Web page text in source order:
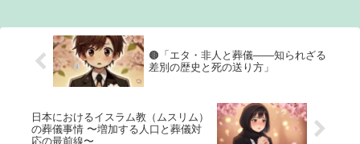
🟤「エタ・非人と葬儀――知られざる
差別の歴史と死の送り方」
日本におけるイスラム教（ムスリム）
の葬儀事情 〜増加する人口と葬儀対
応の最前線〜